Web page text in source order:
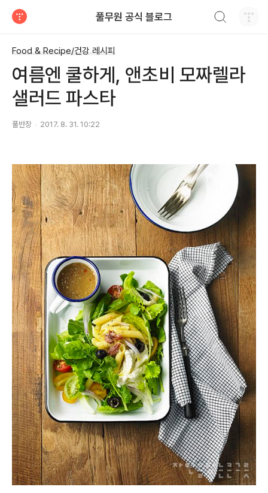
풀무원 공식 블로그
Food & Recipe/건강 레시피
여름엔 쿨하게, 앤초비 모짜렐라
샐러드 파스타
풀반장 2017. 8. 31. 10:22